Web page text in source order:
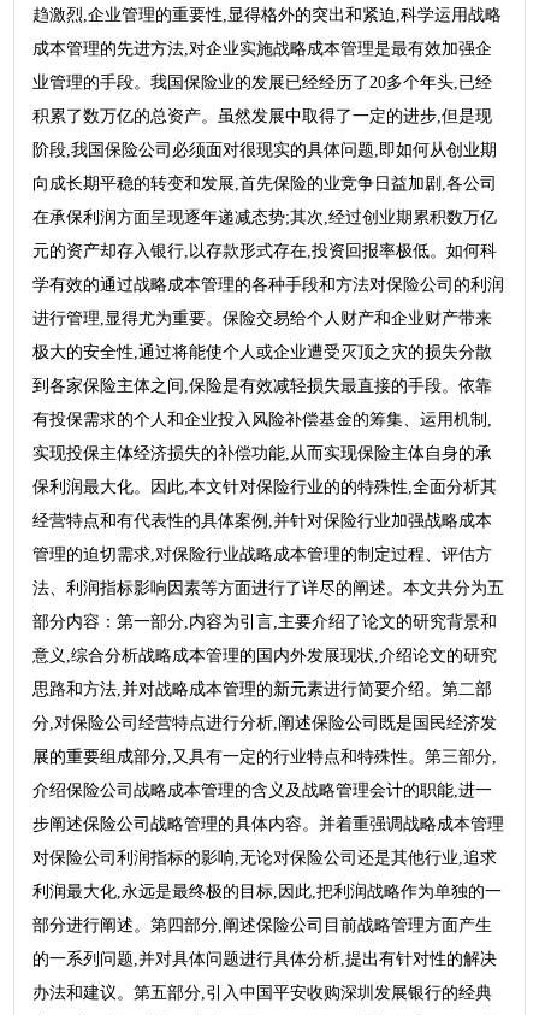
趋激烈,企业管理的重要性,显得格外的突出和紧迫,科学运用战略
成本管理的先进方法,对企业实施战略成本管理是最有效加强企
业管理的手段。我国保险业的发展已经经历了20多个年头,已经
积累了数万亿的总资产。虽然发展中取得了一定的进步,但是现
阶段,我国保险公司必须面对很现实的具体问题,即如何从创业期
向成长期平稳的转变和发展,首先保险的业竞争日益加剧,各公司
在承保利润方面呈现逐年递减态势;其次,经过创业期累积数万亿
元的资产却存入银行,以存款形式存在,投资回报率极低。如何科
学有效的通过战略成本管理的各种手段和方法对保险公司的利润
进行管理,显得尤为重要。保险交易给个人财产和企业财产带来
极大的安全性,通过将能使个人或企业遭受灭顶之灾的损失分散
到各家保险主体之间,保险是有效减轻损失最直接的手段。依靠
有投保需求的个人和企业投入风险补偿基金的筹集、运用机制,
实现投保主体经济损失的补偿功能,从而实现保险主体自身的承
保利润最大化。因此,本文针对保险行业的的特殊性,全面分析其
经营特点和有代表性的具体案例,并针对保险行业加强战略成本
管理的迫切需求,对保险行业战略成本管理的制定过程、评估方
法、利润指标影响因素等方面进行了详尽的阐述。本文共分为五
部分内容：第一部分,内容为引言,主要介绍了论文的研究背景和
意义,综合分析战略成本管理的国内外发展现状,介绍论文的研究
思路和方法,并对战略成本管理的新元素进行简要介绍。第二部
分,对保险公司经营特点进行分析,阐述保险公司既是国民经济发
展的重要组成部分,又具有一定的行业特点和特殊性。第三部分,
介绍保险公司战略成本管理的含义及战略管理会计的职能,进一
步阐述保险公司战略管理的具体内容。并着重强调战略成本管理
对保险公司利润指标的影响,无论对保险公司还是其他行业,追求
利润最大化,永远是最终极的目标,因此,把利润战略作为单独的一
部分进行阐述。第四部分,阐述保险公司目前战略管理方面产生
的一系列问题,并对具体问题进行具体分析,提出有针对性的解决
办法和建议。第五部分,引入中国平安收购深圳发展银行的经典